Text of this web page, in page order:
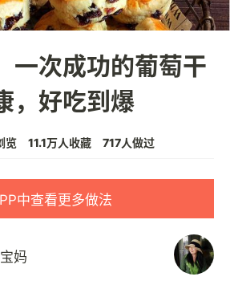
一次成功的葡萄干
，好吃到爆
览 11.1万人收藏 717人做过
中查看更多做法
妈